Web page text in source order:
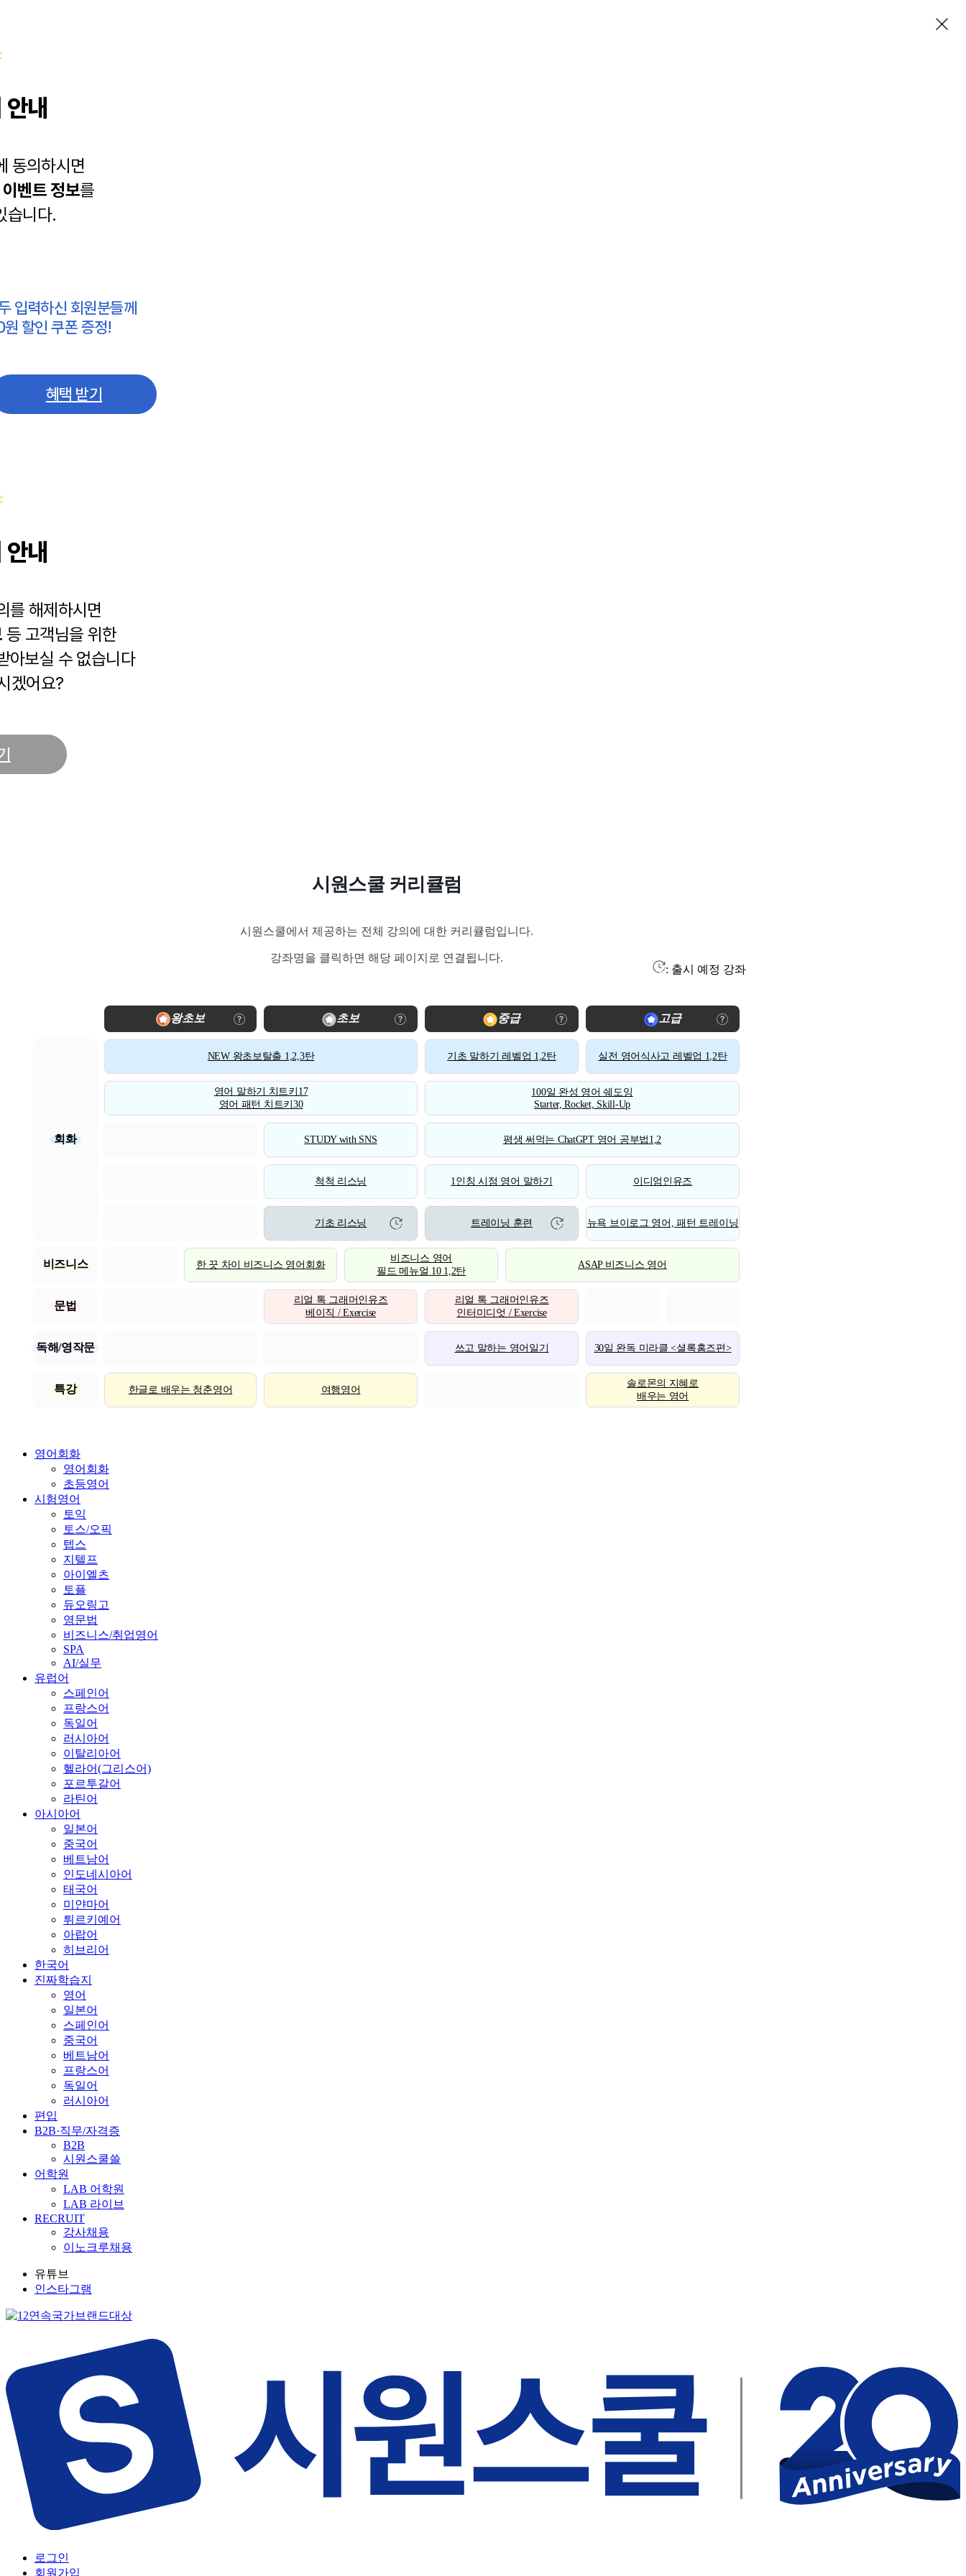
내
동의하시면
이벤트 정보를
습니다.
입력하신 회원분들께
할인 쿠폰 증정!
혜택 받기
내
를 해제하시면
등 고객님을 위한
아보실 수 없습니다
겠어요?
시원스쿨 커리큘럼
시원스쿨에서 제공하는 전체 강의에 대한 커리큘럼입니다.
강좌명을 클릭하면 해당 페이지로 연결됩니다.
: 출시 예정 강좌
왕초보 초보 중급 고급
회화
NEW 왕초보탈출 1,2,3탄 기초 말하기 레벨업 1,2탄 실전 영어식사고 레벨업 1,2탄
영어 말하기 치트키17
영어 패턴 치트키30
100일 완성 영어 쉐도잉
Starter, Rocket, Skill-Up
STUDY with SNS 평생 써먹는 ChatGPT 영어 공부법1,2
척척 리스닝 1인칭 시점 영어 말하기 이디엄인유즈
기초 리스닝 트레이닝 훈련 뉴욕 브이로그 영어, 패턴 트레이닝
비즈니스 한 끗 차이 비즈니스 영어회화
비즈니스 영어
필드 메뉴얼 10 1,2탄
ASAP 비즈니스 영어
문법
리얼 톡 그래머인유즈
베이직 / Exercise
리얼 톡 그래머인유즈
인터미디엇 / Exercise
독해/영작문 쓰고 말하는 영어일기 30일 완독 미라클 <셜록홈즈편>
특강 한글로 배우는 청춘영어 여행영어
솔로몬의 지혜로
배우는 영어
영어회화
영어회화
초등영어
시험영어
토익
토스/오픽
텝스
지텔프
아이엘츠
토플
듀오링고
영문법
비즈니스/취업영어
SPA
AI/실무
유럽어
스페인어
프랑스어
독일어
러시아어
이탈리아어
헬라어(그리스어)
포르투갈어
라틴어
아시아어
일본어
중국어
베트남어
인도네시아어
태국어
미얀마어
튀르키예어
아랍어
히브리어
한국어
진짜학습지
영어
일본어
스페인어
중국어
베트남어
프랑스어
독일어
러시아어
편입
B2B·직무/자격증
B2B
시원스쿨쓸
어학원
LAB 어학원
LAB 라이브
RECRUIT
강사채용
이노크루채용
유튜브
인스타그램
로그인
회원가입